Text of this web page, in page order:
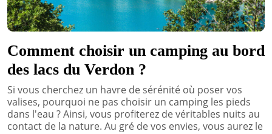
Comment choisir un camping au bord
des lacs du Verdon ?
Si vous cherchez un havre de sérénité où poser vos
valises, pourquoi ne pas choisir un camping les pieds
dans l'eau ? Ainsi, vous profiterez de véritables nuits au
contact de la nature. Au gré de vos envies, vous aurez le